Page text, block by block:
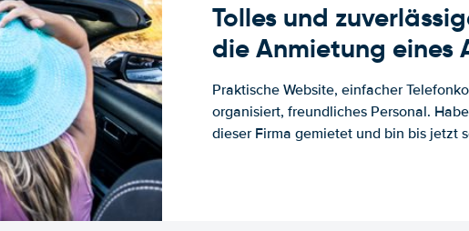
Tolles und
die Anmietung eines
Praktische Website, einfacher
organisiert, freundliches Personal.
dieser Firma gemietet und bin bis jetzt